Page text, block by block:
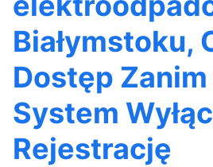
Białymstoku,
Dostęp Zanim
System
Rejestrację